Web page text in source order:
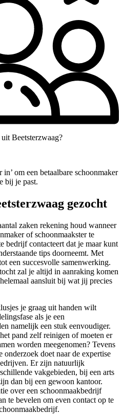
Beetsterzwaag?
om een betaalbare schoonmaker
bij je past.
gezocht
zaken rekening houd wanneer
of schoonmaakster te
bedrijf contacteert dat je maar kunt
tips doorneemt. Met
een succesvolle samenwerking.
zal je altijd in aanraking komen
aansluit bij wat jij precies
je graag uit handen wilt
als je een
namelijk een stuk eenvoudiger.
pand zelf reinigen of moeten er
worden meegenomen? Tevens
onderzoek doet naar de expertise
Er zijn natuurlijk
vakgebieden, bij een arts
dan bij een gewoon kantoor.
over een schoonmaakbedrijf
te bevelen om even contact op te